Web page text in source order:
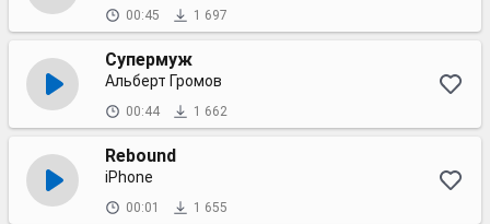
00:45 1 697
Супермуж
Альберт Громов
00:44 1 662
Rebound
iPhone
00:01 1 655